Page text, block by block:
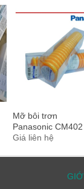
Mỡ bôi trơn
Panasonic CM402
CM602
Giá liên hệ